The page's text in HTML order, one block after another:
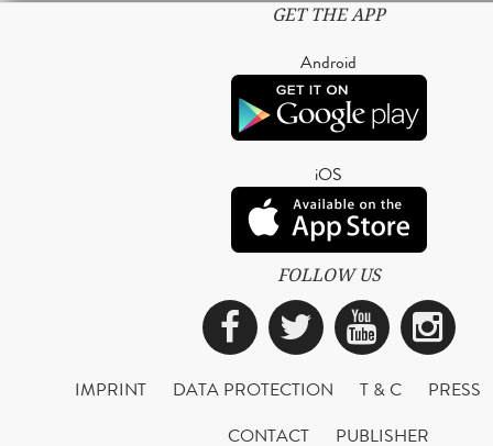
GET THE APP
Android
iOS
FOLLOW US
Facebook
Twitter
IMPRINT DATA PROTECTION T & C
PRESS
CONTACT
PUBLISHER